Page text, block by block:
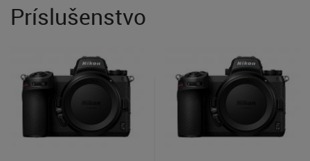
Príslušenstvo